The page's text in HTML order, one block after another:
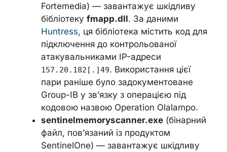
Fortemedia) — завантажує шкідливу
бібліотеку fmapp.dll. За даними
Huntress, ця бібліотека містить код для
підключення до контрольованої
атакувальниками IP-адреси
157.20.182[.]49. Використання цієї
пари раніше було задокументоване
Group-IB у зв’язку з операцією під
кодовою назвою Operation Olalampo.
sentinelmemoryscanner.exe (бінарний
файл, пов’язаний із продуктом
SentinelOne) — завантажує шкідливу